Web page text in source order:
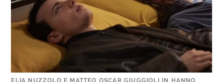
ELIA NUZZOLO E MATTEO OSCAR GIUGGIOLI IN HANNO